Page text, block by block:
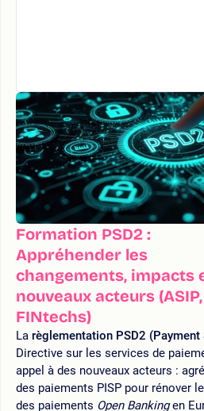
Formation PSD2 :
Appréhender les
changements, impacts
nouveaux acteurs (ASIP,
FINtechs)
La règlementation PSD2 (Payment
Directive sur les services de
appel à des nouveaux acteurs :
des paiements PISP pour rénover
des paiements Open Bankingen